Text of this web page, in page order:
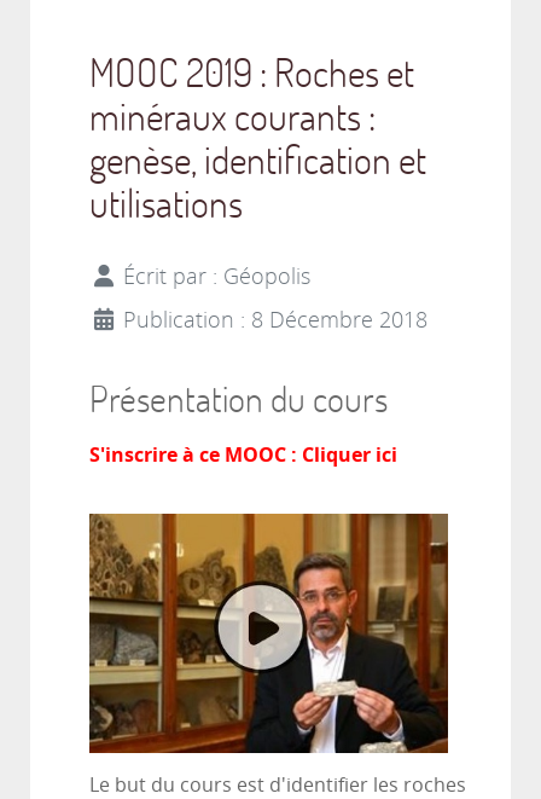
MOOC 2019 : Roches et
minéraux courants :
genèse, identification et
utilisations
Écrit par : Géopolis
Publication : 8 Décembre 2018
Présentation du cours
S'inscrire à ce MOOC : Cliquer ici
Le but du cours est d'identifier les roches